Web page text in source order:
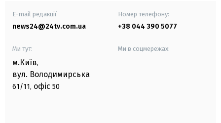
E-mail редакції
news24@24tv.com.ua
Номер телефону:
+38 044 390 5077
Ми тут:
м.Київ,
вул. Володимирська
61/11, офіс 50
Ми в соцмережах: